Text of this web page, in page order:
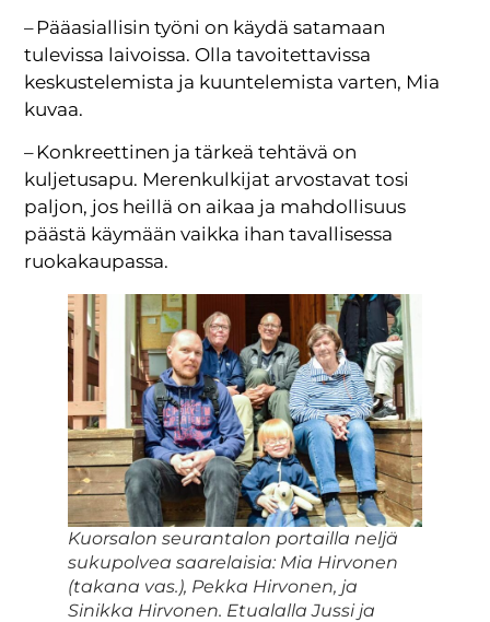
– Pääasiallisin työni on käydä satamaan
tulevissa laivoissa. Olla tavoitettavissa
keskustelemista ja kuuntelemista varten, Mia
kuvaa.
– Konkreettinen ja tärkeä tehtävä on
kuljetusapu. Merenkulkijat arvostavat tosi
paljon, jos heillä on aikaa ja mahdollisuus
päästä käymään vaikka ihan tavallisessa
ruokakaupassa.
Kuorsalon seurantalon portailla neljä
sukupolvea saarelaisia: Mia Hirvonen
(takana vas.), Pekka Hirvonen, ja
Sinikka Hirvonen. Etualalla Jussi ja